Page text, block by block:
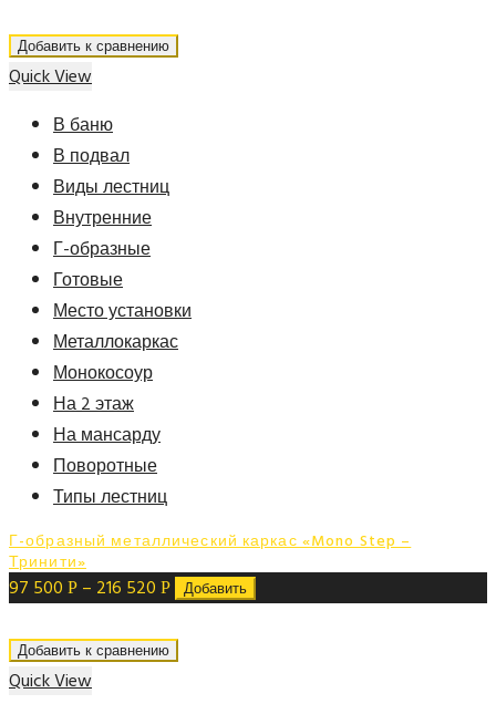
Добавить к сравнению
Quick View
В баню
В подвал
Виды лестниц
Внутренние
Г-образные
Готовые
Место установки
Металлокаркас
Монокосоур
На 2 этаж
На мансарду
Поворотные
Типы лестниц
Г-образный металлический каркас «Mono Step –
Тринити»
97 500 Р – 216 520 Р Добавить
Добавить к сравнению
Quick View